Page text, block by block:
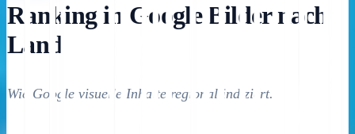
Ranking in Google Bilder nach
Land
Wie Google visuelle Inhalte regional indiziert.